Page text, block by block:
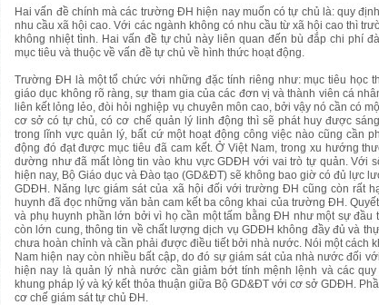
Hai vấn đề chính mà các trường ĐH hiện nay muốn có tự chủ là: quy
nhu cầu xã hội cao. Với các ngành không có nhu cầu từ xã hội cao thì
không nhiệt tình. Hai vấn đề tự chủ này liên quan đến bù đắp chi phí
mục tiêu và thuộc về vấn đề tự chủ về hình thức hoạt động.
Trường ĐH là một tổ chức với những đặc tính riêng như: mục tiêu học
giáo dục không rõ ràng, sự tham gia của các đơn vị và thành viên cá
liên kết lỏng lẻo, đòi hỏi nghiệp vụ chuyên môn cao, bởi vậy nó cần có
cơ sở có tự chủ, có cơ chế quản lý linh động thì sẽ phát huy được
trong lĩnh vực quản lý, bất cứ một hoạt động công việc nào cũng cần
động đó đạt được mục tiêu đã cam kết. Ở Việt Nam, trong xu hướng
dường như đã mất lòng tin vào khu vực GDĐH với vai trò tự quản. Với
hiện nay, Bộ Giáo dục và Đào tạo (GD&ĐT) sẽ không bao giờ có đủ lực
GDĐH. Năng lực giám sát của xã hội đối với trường ĐH cũng còn rất
huynh đã đọc những văn bản cam kết ba công khai của trường ĐH.
và phụ huynh phần lớn bởi vì họ cần một tấm bằng ĐH như một sự
còn lớn cung, thông tin về chất lượng dịch vụ GDĐH không đầy đủ và
chưa hoàn chỉnh và cần phải được điều tiết bởi nhà nước. Nói một cách
Nam hiện nay còn nhiều bất cập, do đó sự giám sát của nhà nước đối
hiện nay là quản lý nhà nước cần giảm bớt tính mệnh lệnh và các
khung pháp lý và ký kết thỏa thuận giữa Bộ GD&ĐT với cơ sở GDĐH.
cơ chế giám sát tự chủ ĐH.